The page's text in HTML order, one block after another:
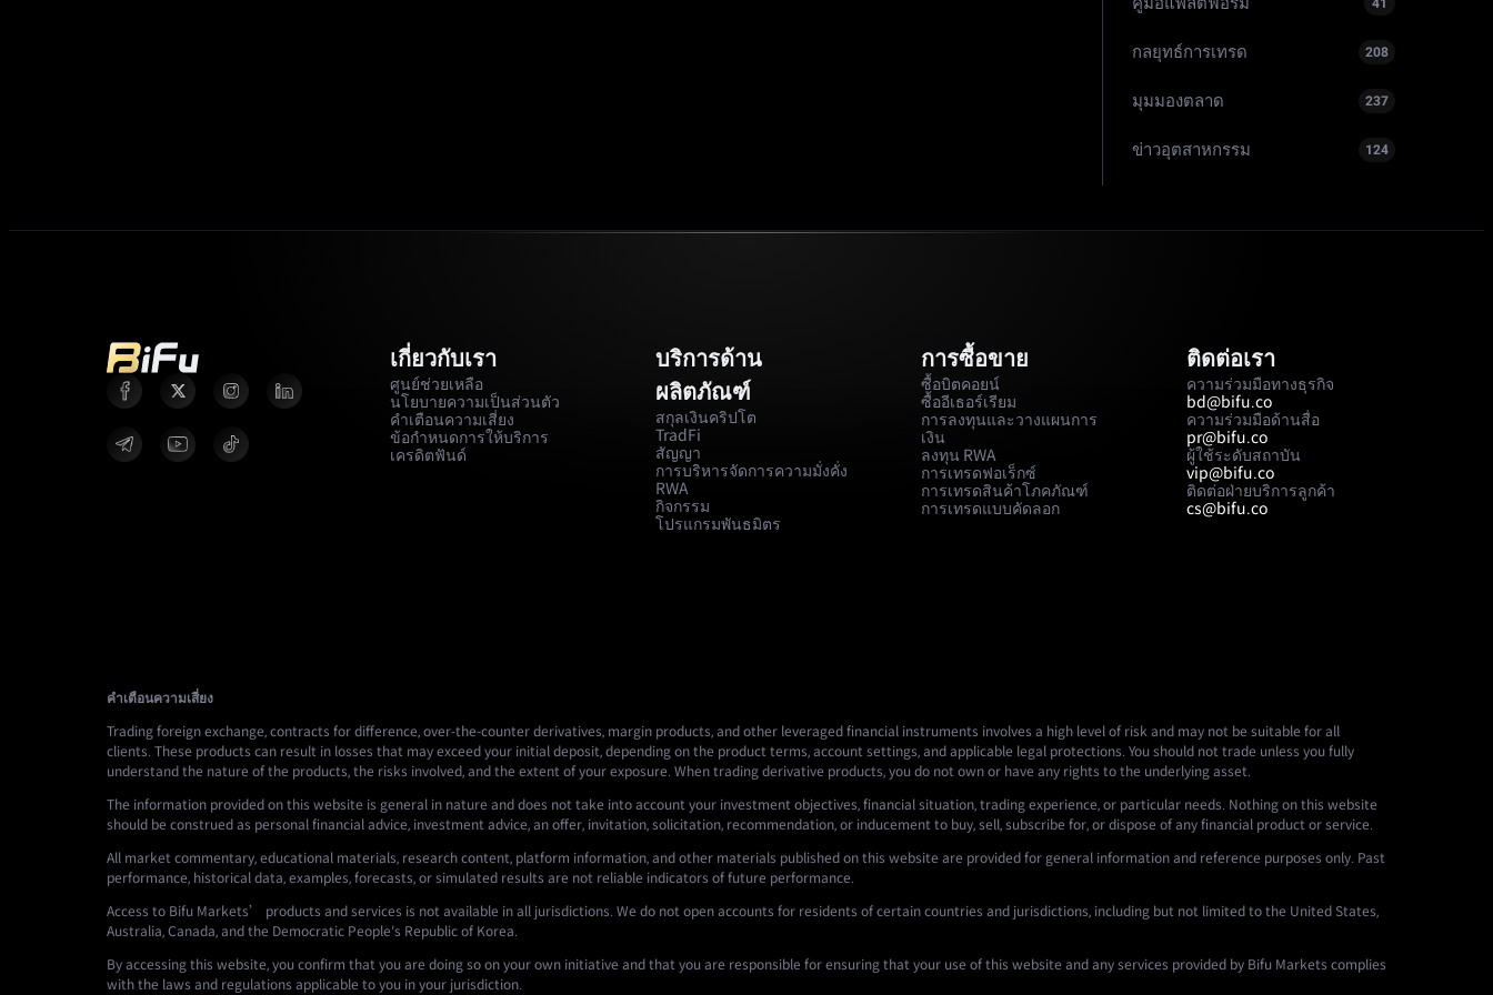
41
กลยุทธ์การเทรด 208
มุมมองตลาด 237
ข่าวอุตสาหกรรม 124
เกี่ยวกับเรา
ศูนย์ช่วยเหลือ
นโยบายความเป็นส่วนตัว
คำเตือนความเสี่ยง
ข้อกำหนดการให้บริการ
เครดิตฟันด์
บริการด้าน
ผลิตภัณฑ์
สกุลเงินคริปโต
TradFi
สัญญา
การบริหารจัดการความมั่งคั่ง
RWA
กิจกรรม
โปรแกรมพันธมิตร
การซื้อขาย
ซื้อบิตคอยน์
ซื้ออีเธอร์เรียม
การลงทุนและวางแผนการ
เงิน
ลงทุน RWA
การเทรดฟอเร็กซ์
การเทรดสินค้าโภคภัณฑ์
การเทรดแบบคัดลอก
ติดต่อเรา
ความร่วมมือทางธุรกิจ
bd@bifu.co
ความร่วมมือด้านสื่อ
pr@bifu.co
ผู้ใช้ระดับสถาบัน
vip@bifu.co
ติดต่อฝ่ายบริการลูกค้า
cs@bifu.co
คำเตือนความเสี่ยง
Trading foreign exchange, contracts for difference, over-the-counter derivatives, margin products, and other leveraged financial instruments involves a high level of risk and may not be suitable for all
clients. These products can result in losses that may exceed your initial deposit, depending on the product terms, account settings, and applicable legal protections. You should not trade unless you fully
understand the nature of the products, the risks involved, and the extent of your exposure. When trading derivative products, you do not own or have any rights to the underlying asset.
The information provided on this website is general in nature and does not take into account your investment objectives, financial situation, trading experience, or particular needs. Nothing on this website
should be construed as personal financial advice, investment advice, an offer, invitation, solicitation, recommendation, or inducement to buy, sell, subscribe for, or dispose of any financial product or service.
All market commentary, educational materials, research content, platform information, and other materials published on this website are provided for general information and reference purposes only. Past
performance, historical data, examples, forecasts, or simulated results are not reliable indicators of future performance.
Access to Bifu Markets’ products and services is not available in all jurisdictions. We do not open accounts for residents of certain countries and jurisdictions, including but not limited to the United States,
Australia, Canada, and the Democratic People's Republic of Korea.
By accessing this website, you confirm that you are doing so on your own initiative and that you are responsible for ensuring that your use of this website and any services provided by Bifu Markets complies
with the laws and regulations applicable to you in your jurisdiction.